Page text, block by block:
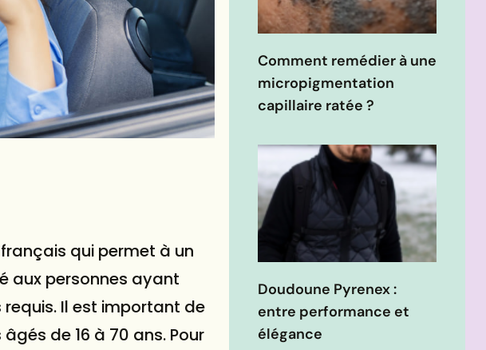
qui permet à un
aux personnes ayant
Il est important de
de 16 à 70 ans. Pour
Comment remédier à une
micropigmentation
capillaire ratée ?
Doudoune Pyrenex :
entre performance et
élégance